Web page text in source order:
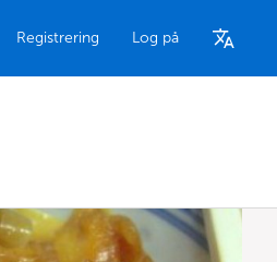
Registrering Log på